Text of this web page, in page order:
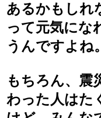
あるかもしれ
って元気にな
うんですよね。
もちろん、震
わった人はた